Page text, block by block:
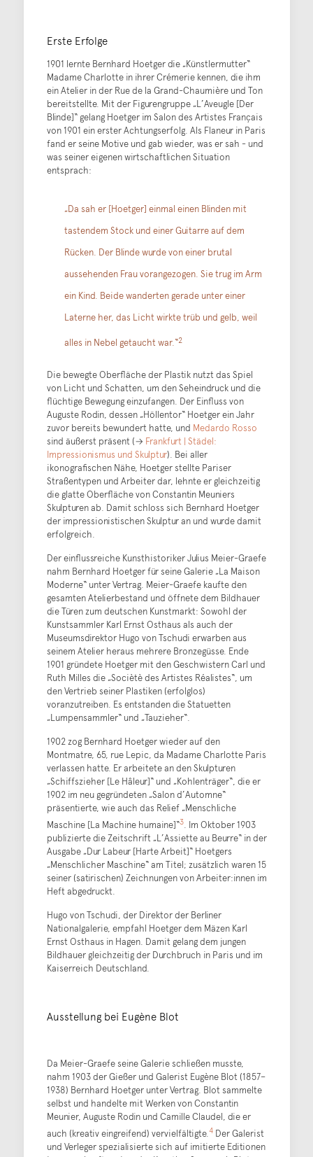
Erste Erfolge
1901 lernte Bernhard Hoetger die „Künstlermutter“
Madame Charlotte in ihrer Crémerie kennen, die ihm
ein Atelier in der Rue de la Grand-Chaumière und Ton
bereitstellte. Mit der Figurengruppe „L’Aveugle [Der
Blinde]“ gelang Hoetger im Salon des Artistes Français
von 1901 ein erster Achtungserfolg. Als Flaneur in Paris
fand er seine Motive und gab wieder, was er sah - und
was seiner eigenen wirtschaftlichen Situation
entsprach:
„Da sah er [Hoetger] einmal einen Blinden mit
tastendem Stock und einer Guitarre auf dem
Rücken. Der Blinde wurde von einer brutal
aussehenden Frau vorangezogen. Sie trug im Arm
ein Kind. Beide wanderten gerade unter einer
Laterne her, das Licht wirkte trüb und gelb, weil
alles in Nebel getaucht war.“2
Die bewegte Oberfläche der Plastik nutzt das Spiel
von Licht und Schatten, um den Seheindruck und die
flüchtige Bewegung einzufangen. Der Einfluss von
Auguste Rodin, dessen „Höllentor“ Hoetger ein Jahr
zuvor bereits bewundert hatte, und Medardo Rosso
sind äußerst präsent (→ Frankfurt | Städel:
Impressionismus und Skulptur). Bei aller
ikonografischen Nähe, Hoetger stellte Pariser
Straßentypen und Arbeiter dar, lehnte er gleichzeitig
die glatte Oberfläche von Constantin Meuniers
Skulpturen ab. Damit schloss sich Bernhard Hoetger
der impressionistischen Skulptur an und wurde damit
erfolgreich.
Der einflussreiche Kunsthistoriker Julius Meier-Graefe
nahm Bernhard Hoetger für seine Galerie „La Maison
Moderne“ unter Vertrag. Meier-Graefe kaufte den
gesamten Atelierbestand und öffnete dem Bildhauer
die Türen zum deutschen Kunstmarkt: Sowohl der
Kunstsammler Karl Ernst Osthaus als auch der
Museumsdirektor Hugo von Tschudi erwarben aus
seinem Atelier heraus mehrere Bronzegüsse. Ende
1901 gründete Hoetger mit den Geschwistern Carl und
Ruth Milles die „Sociètè des Artistes Réalistes“, um
den Vertrieb seiner Plastiken (erfolglos)
voranzutreiben. Es entstanden die Statuetten
„Lumpensammler“ und „Tauzieher“.
1902 zog Bernhard Hoetger wieder auf den
Montmatre, 65, rue Lepic, da Madame Charlotte Paris
verlassen hatte. Er arbeitete an den Skulpturen
„Schiffszieher [Le Hâleur]“ und „Kohlenträger“, die er
1902 im neu gegründeten „Salon d’Automne“
präsentierte, wie auch das Relief „Menschliche
Maschine [La Machine humaine]“3. Im Oktober 1903
publizierte die Zeitschrift „L’Assiette au Beurre“ in der
Ausgabe „Dur Labeur [Harte Arbeit]“ Hoetgers
„Menschlicher Maschine“ am Titel; zusätzlich waren 15
seiner (satirischen) Zeichnungen von Arbeiter:innen im
Heft abgedruckt.
Hugo von Tschudi, der Direktor der Berliner
Nationalgalerie, empfahl Hoetger dem Mäzen Karl
Ernst Osthaus in Hagen. Damit gelang dem jungen
Bildhauer gleichzeitig der Durchbruch in Paris und im
Kaiserreich Deutschland.
Ausstellung bei Eugène Blot
Da Meier-Graefe seine Galerie schließen musste,
nahm 1903 der Gießer und Galerist Eugène Blot (1857–
1938) Bernhard Hoetger unter Vertrag. Blot sammelte
selbst und handelte mit Werken von Constantin
Meunier, Auguste Rodin und Camille Claudel, die er
auch (kreativ eingreifend) vervielfältigte.4Der Galerist
und Verleger spezialisierte sich auf imitierte Editionen